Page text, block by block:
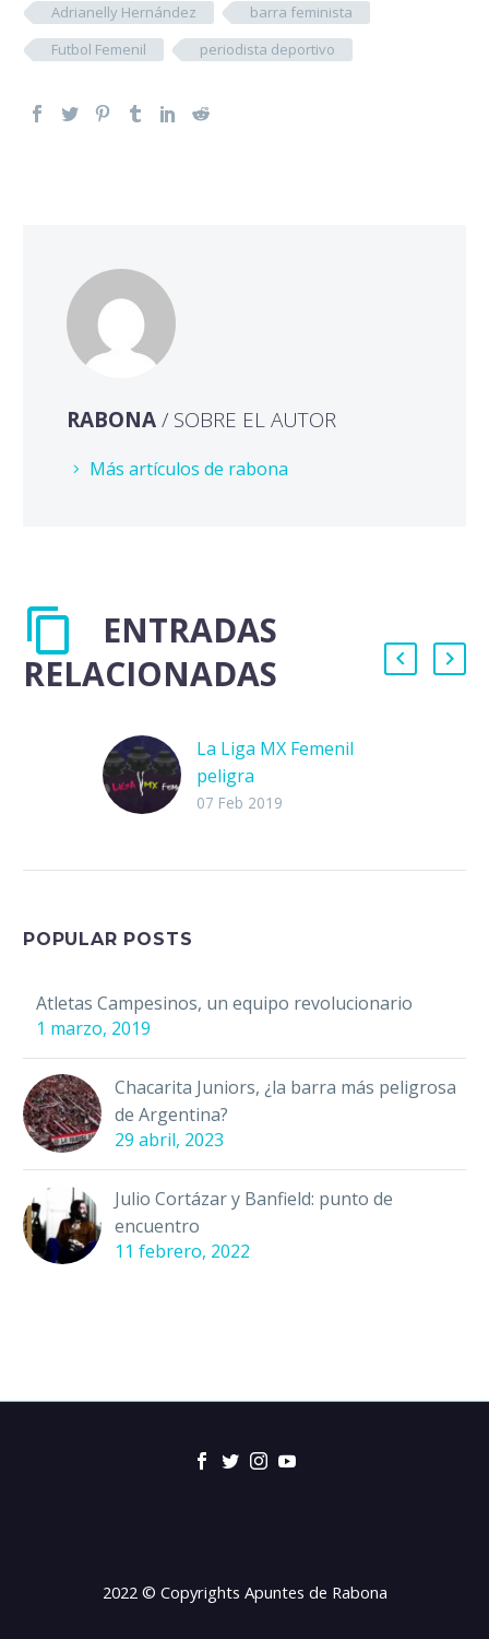
Adrianelly Hernández
barra feminista
Futbol Femenil
periodista deportivo
RABONA/ SOBRE EL AUTOR
Más artículos de rabona
ENTRADAS
RELACIONADAS
La Liga MX Femenil
peligra
La Liga MX
07 Feb 2019
POPULAR POSTS
Atletas Campesinos, un equipo revolucionario
1 marzo, 2019
Chacarita Juniors, ¿la barra más peligrosa
de Argentina?
29 abril, 2023
Julio Cortázar y Banfield: punto de
encuentro
11 febrero, 2022
2022 © Copyrights Apuntes de Rabona